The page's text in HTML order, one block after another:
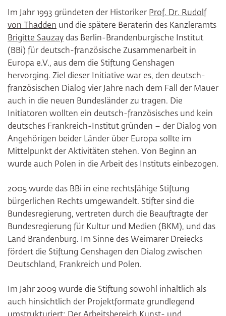
Im Jahr 1993 gründeten der Historiker Prof. Dr. Rudolf
von Thadden und die spätere Beraterin des Kanzleramts
Brigitte Sauzay das Berlin-Brandenburgische Institut
(BBi) für deutsch-französische Zusammenarbeit in
Europa e.V., aus dem die Stiftung Genshagen
hervorging. Ziel dieser Initiative war es, den deutsch-
französischen Dialog vier Jahre nach dem Fall der Mauer
auch in die neuen Bundesländer zu tragen. Die
Initiatoren wollten ein deutsch-französisches und kein
deutsches Frankreich-Institut gründen – der Dialog von
Angehörigen beider Länder über Europa sollte im
Mittelpunkt der Aktivitäten stehen. Von Beginn an
wurde auch Polen in die Arbeit des Instituts einbezogen.
2005 wurde das BBi in eine rechtsfähige Stiftung
bürgerlichen Rechts umgewandelt. Stifter sind die
Bundesregierung, vertreten durch die Beauftragte der
Bundesregierung für Kultur und Medien (BKM), und das
Land Brandenburg. Im Sinne des Weimarer Dreiecks
fördert die Stiftung Genshagen den Dialog zwischen
Deutschland, Frankreich und Polen.
Im Jahr 2009 wurde die Stiftung sowohl inhaltlich als
auch hinsichtlich der Projektformate grundlegend